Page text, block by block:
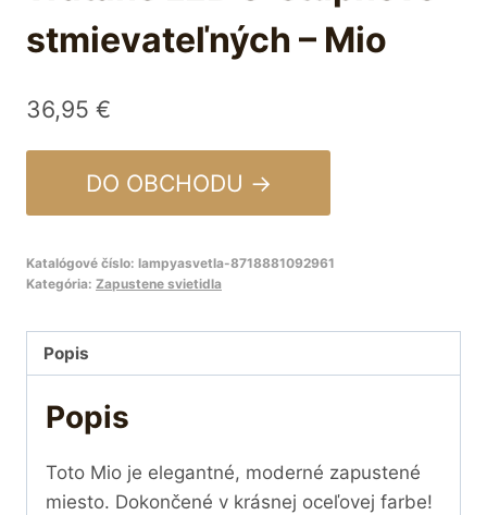
stmievateľných – Mio
36,95 €
DO OBCHODU →
Katalógové číslo: lampyasvetla-8718881092961
Kategória: Zapustene svietidla
Popis
Popis
Toto Mio je elegantné, moderné zapustené
miesto. Dokončené v krásnej oceľovej farbe!